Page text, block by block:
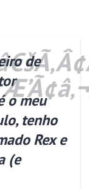
o meu
tenho
Rex e
(e